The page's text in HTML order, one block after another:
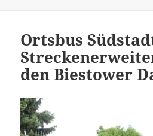
Ortsbus
den Biestower